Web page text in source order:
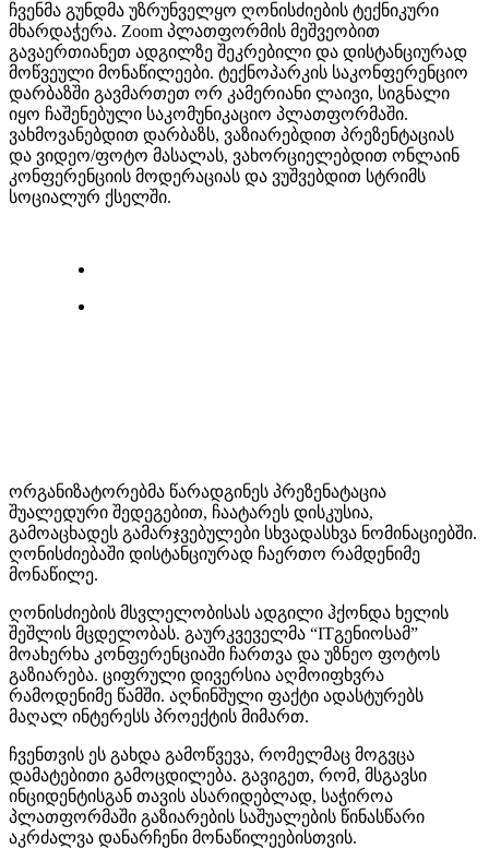
ჩვენმა გუნდმა უზრუნველყო ღონისძიების ტექნიკური
მხარდაჭერა. Zoom პლათფორმის მეშვეობით
გავაერთიანეთ ადგილზე შეკრებილი და დისტანციურად
მოწვეული მონაწილეები. ტექნოპარკის საკონფერენციო
დარბაზში გავმართეთ ორ კამერიანი ლაივი, სიგნალი
იყო ჩაშენებული საკომუნიკაციო პლათფორმაში.
ვახმოვანებდით დარბაზს, ვაზიარებდით პრეზენტაციას
და ვიდეო/ფოტო მასალას, ვახორციელებდით ონლაინ
კონფერენციის მოდერაციას და ვუშვებდით სტრიმს
სოციალურ ქსელში.
ორგანიზატორებმა წარადგინეს პრეზენატაცია
შუალედური შედეგებით, ჩაატარეს დისკუსია,
გამოაცხადეს გამარჯვებულები სხვადასხვა ნომინაციებში.
ღონისძიებაში დისტანციურად ჩაერთო რამდენიმე
მონაწილე.
ღონისძიების მსვლელობისას ადგილი ჰქონდა ხელის
შეშლის მცდელობას. გაურკვეველმა “ITგენიოსამ”
მოახერხა კონფერენციაში ჩართვა და უზნეო ფოტოს
გაზიარება. ციფრული დივერსია აღმოიფხვრა
რამოდენიმე წამში. აღნინშული ფაქტი ადასტურებს
მაღალ ინტერესს პროექტის მიმართ.
ჩვენთვის ეს გახდა გამოწვევა, რომელმაც მოგვცა
დამატებითი გამოცდილება. გავიგეთ, რომ, მსგავსი
ინციდენტისგან თავის ასარიდებლად, საჭიროა
პლათფორმაში გაზიარების საშუალების წინასწარი
აკრძალვა დანარჩენი მონაწილეებისთვის.